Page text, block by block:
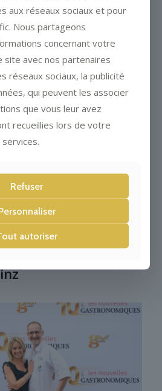
Binz reçoit la
du tourisme
aux réseaux sociaux et pour
Nous partageons
concernant votre
site avec nos partenaires
réseaux sociaux, la publicité
qui peuvent les associer
que vous leur avez
recueillies lors de votre
Refuser
autoriser